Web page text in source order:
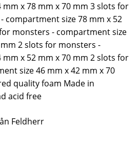
x 78 mm x 70 mm 3 slots for
compartment size 78 mm x 52
monsters - compartment size
2 slots for monsters -
x 52 mm x 70 mm 2 slots for
size 46 mm x 42 mm x 70
quality foam Made in
acid free
Feldherr